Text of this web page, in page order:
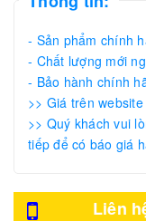
- Sản phẩm chính
- Chất lượng mới
- Bảo hành chính
>> Giá trên
>> Quý khách vui
tiếp để có báo giá
Liên